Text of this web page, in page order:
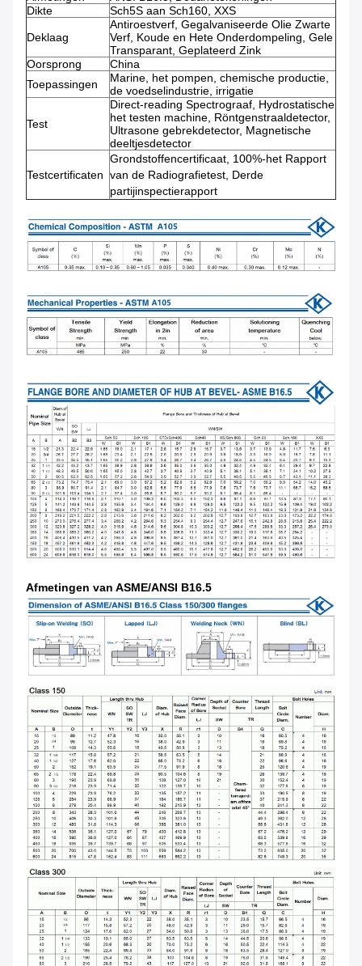
Dikte
Sch5S aan Sch160, XXS
Deklaag
Antiroestverf, Gegalvaniseerde Olie Zwarte
Verf, Koude en Hete Onderdompeling, Gele
Transparant, Geplateerd Zink
Oorsprong
China
Toepassingen
Marine, het pompen, chemische productie,
de voedselindustrie, irrigatie
Test
Direct-reading Spectrograaf, Hydrostatische
het testen machine, Röntgenstraaldetector,
Ultrasone gebrekdetector, Magnetische
deeltjesdetector
Testcertificaten
Grondstoffencertificaat, 100%-het Rapport
van de Radiografietest, Derde
partijinspectierapport
Afmetingen van ASME/ANSI B16.5